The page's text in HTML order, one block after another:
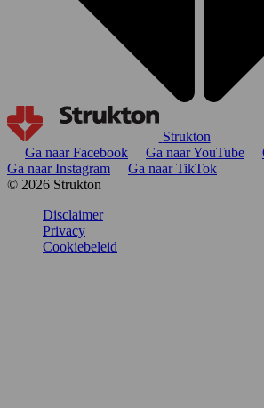
Strukton
Ga naar Facebook
Ga naar YouTube
Ga naar Instagram
Ga naar TikTok
© 2026 Strukton
Disclaimer
Privacy
Cookiebeleid